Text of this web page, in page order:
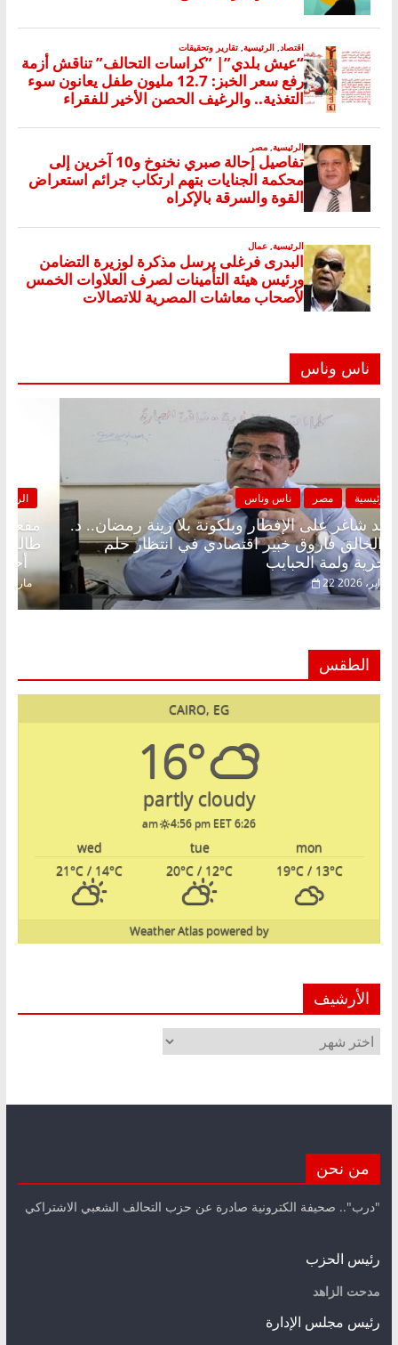
ناس وناس
الرئيسية مصر ناس وناس
مقعد شاغر على الإفطار وبلكونة بلا زينة رمضان.. د.
عبدالخالق فاروق خبير اقتصادي في انتظار حلم
الحرية ولمة الحبايب
22 فبراير، 2026
الطقس
CAIRO, EG
16°
partly cloudy
6:26 am
4:56 pm EET
mon
tue
wed
19°C/ 13°C
20°C / 12°C
21°C / 14°C
powered by
Weather Atlas
الأرشيف
الأرشيف
من نحن
"درب".. صحيفة الكترونية صادرة عن حزب التحالف الشعبي الاشتراكي
رئيس الحزب
مدحت الزاهد
رئيس مجلس الإدارة